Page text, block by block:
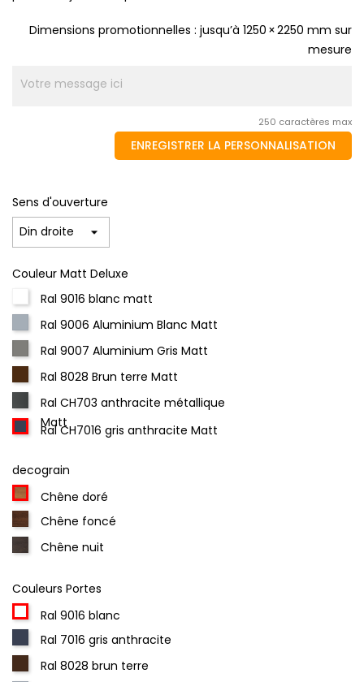
Dimensions promotionnelles : jusqu’à 1250 × 2250 mm sur
mesure
250 caractères max
ENREGISTRER LA PERSONNALISATION
Sens d'ouverture
Couleur Matt Deluxe
Ral 9016 blanc matt
Ral 9006 Aluminium Blanc Matt
Ral 9007 Aluminium Gris Matt
Ral 8028 Brun terre Matt
Ral CH703 anthracite métallique
Matt
Ral CH7016 gris anthracite Matt
decograin
Chêne doré
Chêne foncé
Chêne nuit
Couleurs Portes
Ral 9016 blanc
Ral 7016 gris anthracite
Ral 8028 brun terre